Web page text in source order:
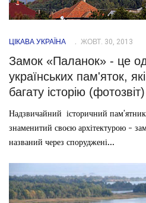
ЦІКАВА УКРАЇНА ЖОВТ. 30, 2013
Замок «Паланок» - це
українських пам'яток,
багату історію (фотозвіт)
Надзвичайний історичний
знаменитий своєю архітектурою -
названий через споруджені...